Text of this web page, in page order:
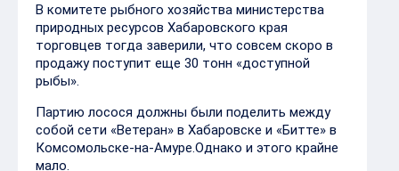
В комитете рыбного хозяйства министерства
природных ресурсов Хабаровского края
торговцев тогда заверили, что совсем скоро в
продажу поступит еще 30 тонн «доступной
рыбы».
Партию лосося должны были поделить между
собой сети «Ветеран» в Хабаровске и «Битте» в
Комсомольске-на-Амуре.Однако и этого крайне
мало.